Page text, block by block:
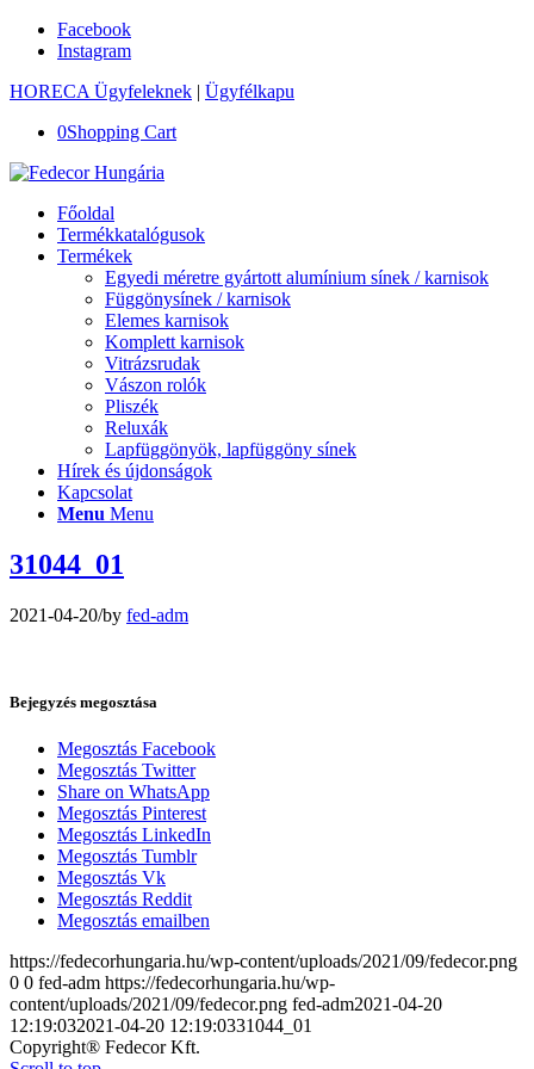
Facebook
Instagram
HORECA Ügyfeleknek | Ügyfélkapu
0Shopping Cart
Főoldal
Termékkatalógusok
Termékek
Egyedi méretre gyártott alumínium sínek / karnisok
Függönysínek / karnisok
Elemes karnisok
Komplett karnisok
Vitrázsrudak
Vászon rolók
Pliszék
Reluxák
Lapfüggönyök, lapfüggöny sínek
Hírek és újdonságok
Kapcsolat
Menu Menu
31044_01
2021-04-20/by fed-adm
Bejegyzés megosztása
Megosztás Facebook
Megosztás Twitter
Share on WhatsApp
Megosztás Pinterest
Megosztás LinkedIn
Megosztás Tumblr
Megosztás Vk
Megosztás Reddit
Megosztás emailben
https://fedecorhungaria.hu/wp-content/uploads/2021/09/fedecor.png
0 0 fed-adm https://fedecorhungaria.hu/wp-
content/uploads/2021/09/fedecor.png fed-adm2021-04-20
12:19:032021-04-20 12:19:0331044_01
Copyright® Fedecor Kft.